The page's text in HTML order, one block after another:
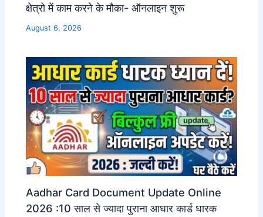
क्षेत्रो में काम करने के मौका- ऑनलाइन शुरू
August 6, 2026
Aadhar Card Document Update Online
2026 :10 साल से ज्यादा पुराना आधार कार्ड धारक